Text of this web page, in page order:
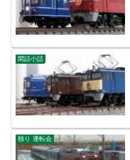
閑話小話
独り 運転会